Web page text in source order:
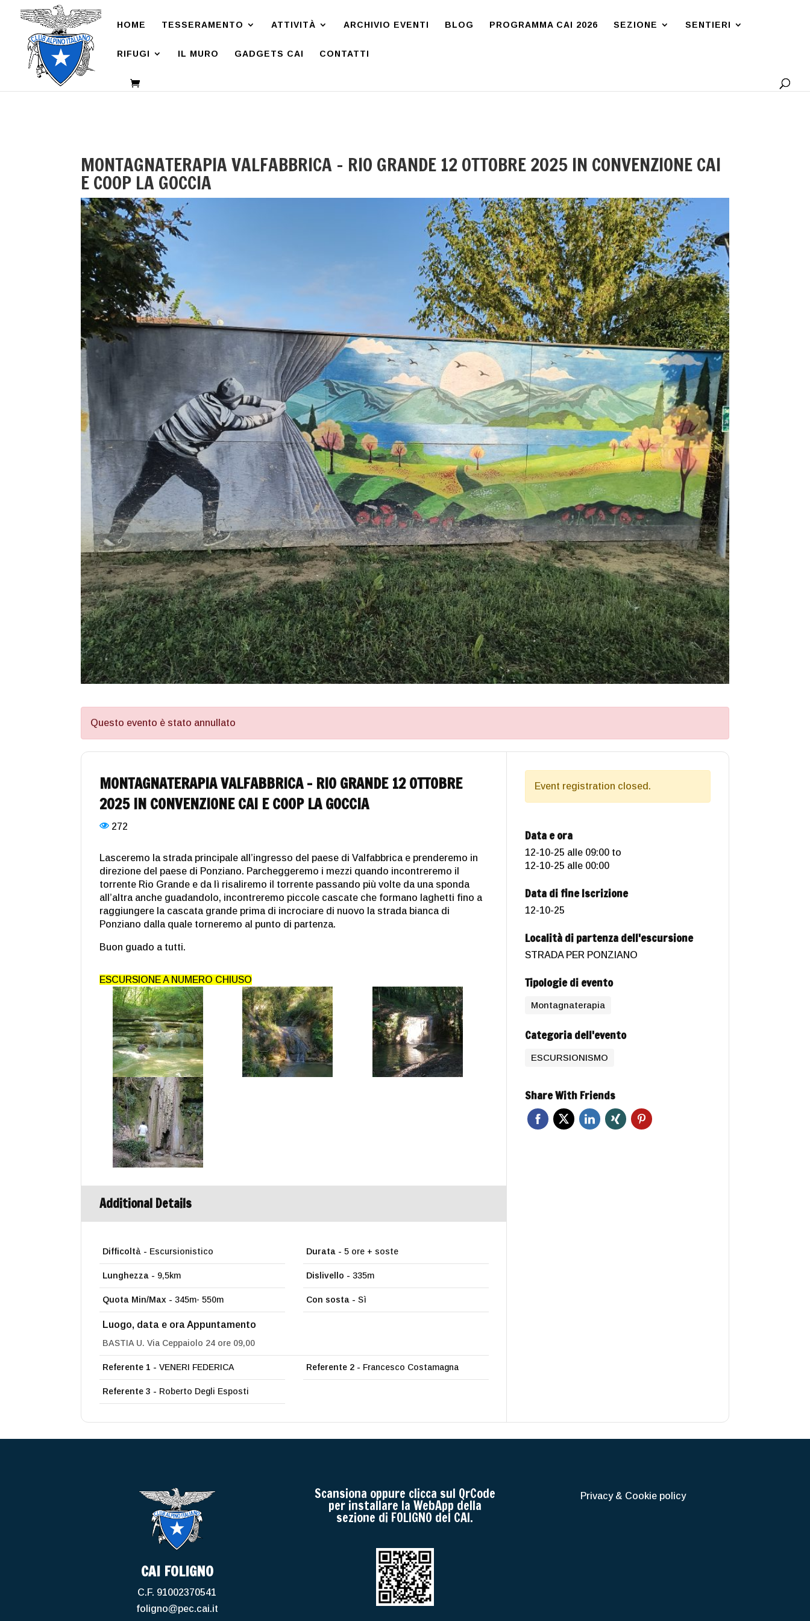
HOME TESSERAMENTO ATTIVITÀ ARCHIVIO EVENTI BLOG PROGRAMMA CAI 2026 SEZIONE SENTIERI
RIFUGI IL MURO GADGETS CAI CONTATTI
MONTAGNATERAPIA VALFABBRICA – RIO GRANDE 12 OTTOBRE 2025 IN CONVENZIONE CAI
E COOP LA GOCCIA
Questo evento è stato annullato
MONTAGNATERAPIA VALFABBRICA – RIO GRANDE 12 OTTOBRE
2025 IN CONVENZIONE CAI E COOP LA GOCCIA
272
Lasceremo la strada principale all’ingresso del paese di Valfabbrica e prenderemo in
direzione del paese di Ponziano. Parcheggeremo i mezzi quando incontreremo il
torrente Rio Grande e da lì risaliremo il torrente passando più volte da una sponda
all’altra anche guadandolo, incontreremo piccole cascate che formano laghetti fino a
raggiungere la cascata grande prima di incrociare di nuovo la strada bianca di
Ponziano dalla quale torneremo al punto di partenza.
Buon guado a tutti.
ESCURSIONE A NUMERO CHIUSO
Additional Details
Difficoltà - Escursionistico Durata - 5 ore + soste
Lunghezza - 9,5km Dislivello - 335m
Quota Min/Max - 345m- 550m Con sosta - Sì
Luogo, data e ora Appuntamento
BASTIA U. Via Ceppaiolo 24 ore 09,00
Referente 1 - VENERI FEDERICA Referente 2 - Francesco Costamagna
Referente 3 - Roberto Degli Esposti
Event registration closed.
Data e ora
12-10-25 alle 09:00 to
12-10-25 alle 00:00
Data di fine Iscrizione
12-10-25
Località di partenza dell'escursione
STRADA PER PONZIANO
Tipologie di evento
Montagnaterapia
Categoria dell'evento
ESCURSIONISMO
Share With Friends
CAI FOLIGNO
C.F. 91002370541
foligno@pec.cai.it
Scansiona oppure clicca sul QrCode
per installare la WebApp della
sezione di FOLIGNO del CAI.
Privacy & Cookie policy